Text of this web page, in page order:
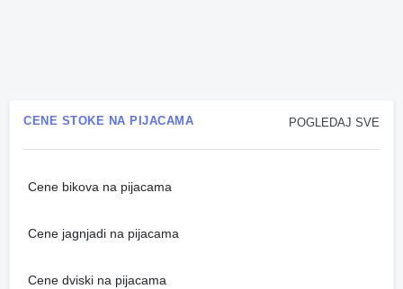
POGLEDAJ SVE
CENE STOKE NA PIJACAMA
Cene bikova na pijacama
Cene jagnjadi na pijacama
Cene dviski na pijacama